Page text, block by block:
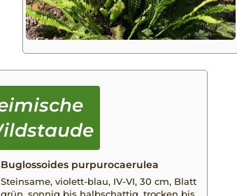
Buglossoides purpurocaerulea
Steinsame, violett-blau, IV-VI, 30 cm, Blatt
grün, sonnig bis halbschattig, trocken bis